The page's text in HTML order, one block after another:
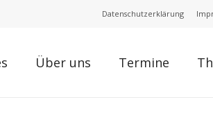
Datenschutzerklärung
Über uns Termine